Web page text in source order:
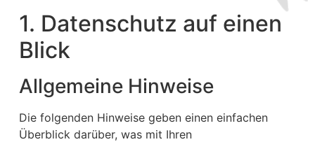
1. Datenschutz auf einen
Blick
Allgemeine Hinweise
Die folgenden Hinweise geben einen einfachen
Überblick darüber, was mit Ihren